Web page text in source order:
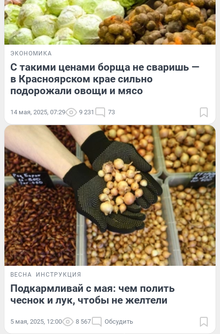
ЭКОНОМИКА
С такими ценами борща не сваришь —
в Красноярском крае сильно
подорожали овощи и мясо
14 мая, 2025, 07:29 9 231 73
ВЕСНА ИНСТРУКЦИЯ
Подкармливай с мая: чем полить
чеснок и лук, чтобы не желтели
5 мая, 2025, 12:00 8 567 Обсудить